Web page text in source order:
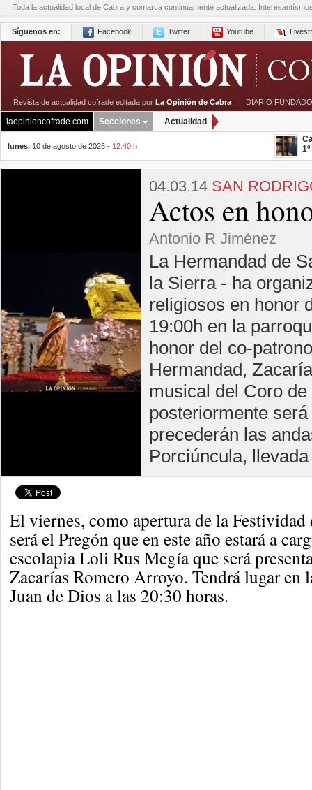
Toda la actualidad local de Cabra y comarca continuamente actualizada.
Síguenos en: Facebook Twitter Youtube
Revista de actualidad cofrade editada por La Opinión de Cabra | DIARIO
laopinioncofrade.com Secciones Actualidad
lunes, 10 de agosto de 2026 - 12:40 h
04.03.14 SAN
Actos en
Antonio R Jiménez
La Hermandad de
la Sierra - ha
religiosos en honor
19:00h en la
honor del co-
Hermandad,
musical del Coro
posteriormente
precederán las
Porciúncula,
El viernes, como apertura de la
será el Pregón que en este año estará a
escolapia Loli Rus Megía que será
Zacarías Romero Arroyo. Tendrá lugar en
Juan de Dios a las 20:30 horas.